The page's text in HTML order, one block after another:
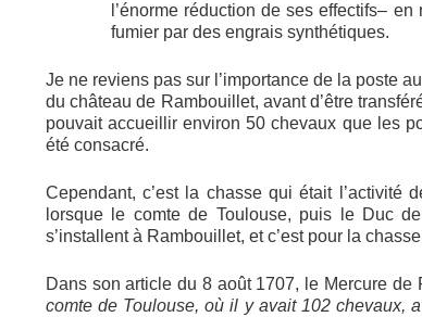
l’énorme réduction de ses effectifs–
fumier par des engrais synthétiques.
Je ne reviens pas sur l’importance de la poste
du château de Rambouillet, avant d’être
pouvait accueillir environ 50 chevaux que les
été consacré.
Cependant, c’est la chasse qui était l’activité
lorsque le comte de Toulouse, puis le Duc
s’installent à Rambouillet, et c’est pour la
Dans son article du 8 août 1707, le Mercure de
comte de Toulouse, où il y avait 102 chevaux,